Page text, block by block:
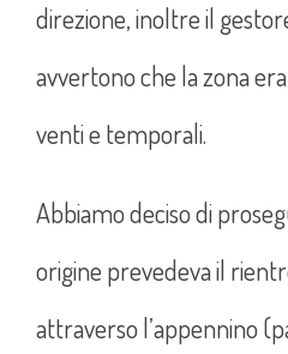
direzione, inoltre il
avvertono che la zona
venti e temporali.
Abbiamo deciso di
origine prevedeva il
attraverso l’appennino